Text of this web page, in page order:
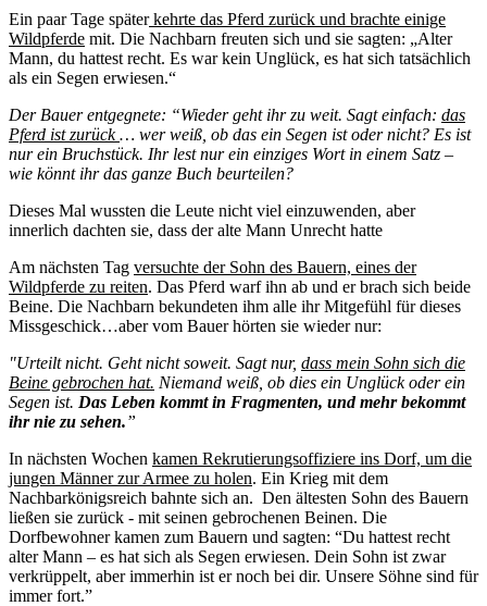
Ein paar Tage späterkehrte das Pferd zurück und brachte einige
Wildpferde mit. Die Nachbarn freuten sich und sie sagten: „Alter
Mann, du hattest recht. Es war kein Unglück, es hat sich tatsächlich
als ein Segen erwiesen.“
Der Bauer entgegnete: “Wieder geht ihr zu weit. Sagt einfach: das
Pferd ist zurück… wer weiß, ob das ein Segen ist oder nicht? Es ist
nur ein Bruchstück. Ihr lest nur ein einziges Wort in einem Satz –
wie könnt ihr das ganze Buch beurteilen?
Dieses Mal wussten die Leute nicht viel einzuwenden, aber
innerlich dachten sie, dass der alte Mann Unrecht hatte
Am nächsten Tag versuchte der Sohn des Bauern, eines der
Wildpferde zu reiten. Das Pferd warf ihn ab und er brach sich beide
Beine. Die Nachbarn bekundeten ihm alle ihr Mitgefühl für dieses
Missgeschick…aber vom Bauer hörten sie wieder nur:
"Urteilt nicht. Geht nicht soweit. Sagt nur, dass mein Sohn sich die
Beine gebrochen hat. Niemand weiß, ob dies ein Unglück oder ein
Segen ist. Das Leben kommt in Fragmenten, und mehr bekommt
ihr nie zu sehen.”
In nächsten Wochen kamen Rekrutierungsoffiziere ins Dorf, um die
jungen Männer zur Armee zu holen. Ein Krieg mit dem
Nachbarkönigsreich bahnte sich an. Den ältesten Sohn des Bauern
ließen sie zurück - mit seinen gebrochenen Beinen. Die
Dorfbewohner kamen zum Bauern und sagten: “Du hattest recht
alter Mann – es hat sich als Segen erwiesen. Dein Sohn ist zwar
verkrüppelt, aber immerhin ist er noch bei dir. Unsere Söhne sind für
immer fort.”